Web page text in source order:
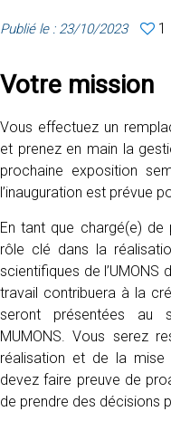
Publié le : 23/10/2023 1
Votre mission
Vous effectuez un
et prenez en main la
prochaine exposition
l’inauguration est prévue
En tant que chargé(e) de
rôle clé dans la
scientifiques de l’UMONS
travail contribuera à la
seront présentées au
MUMONS. Vous serez
réalisation et de la
devez faire preuve de
de prendre des décisions